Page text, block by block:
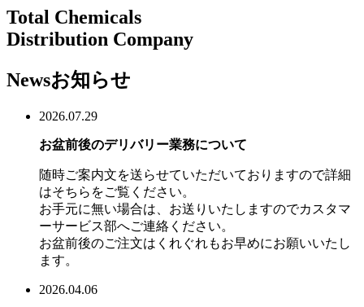
Total Chemicals
Distribution Company
Newsお知らせ
2026.07.29
お盆前後のデリバリー業務について
随時ご案内文を送らせていただいておりますので詳細
はそちらをご覧ください。
お手元に無い場合は、お送りいたしますのでカスタマ
ーサービス部へご連絡ください。
お盆前後のご注文はくれぐれもお早めにお願いいたし
ます。
2026.04.06